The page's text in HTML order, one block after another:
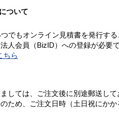
ついて
でもオンライン見積書を発行する
人会員（BizID）への登録が必要で
ちら
しては、ご注文後に別途郵送して
ため、ご注文日時（土日祝にか